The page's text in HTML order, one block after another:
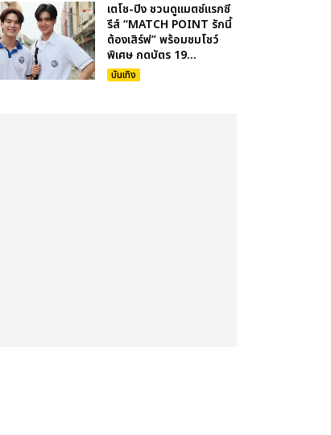
เตโช-ปิง ชวนดูแมตซ์แรกซี
รีส์ “MATCH POINT รักนี้
ต้องเสิร์ฟ” พร้อมชมโชว์
พิเศษ กดบัตร 19...
บันเทิง